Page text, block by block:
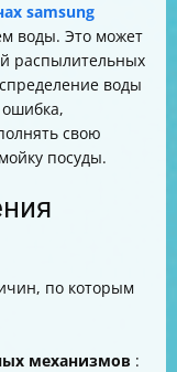
samsung
воды. Это может
распылительных
воды
свою
посуды.
по которым
механизмов :